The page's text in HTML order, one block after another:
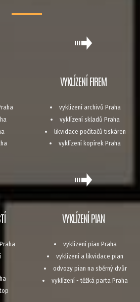
VYKLÍZENÍ FIREM
vyklízení archivů Praha
vyklízení skladů Praha
likvidace počítačů tiskáren
vyklízení kopírek Praha
VYKLÍZENÍ PIAN
vyklízení pian Praha
vyklízení a likvidace pian
odvozy pian na sběrný dvůr
vyklízení - těžká parta Praha